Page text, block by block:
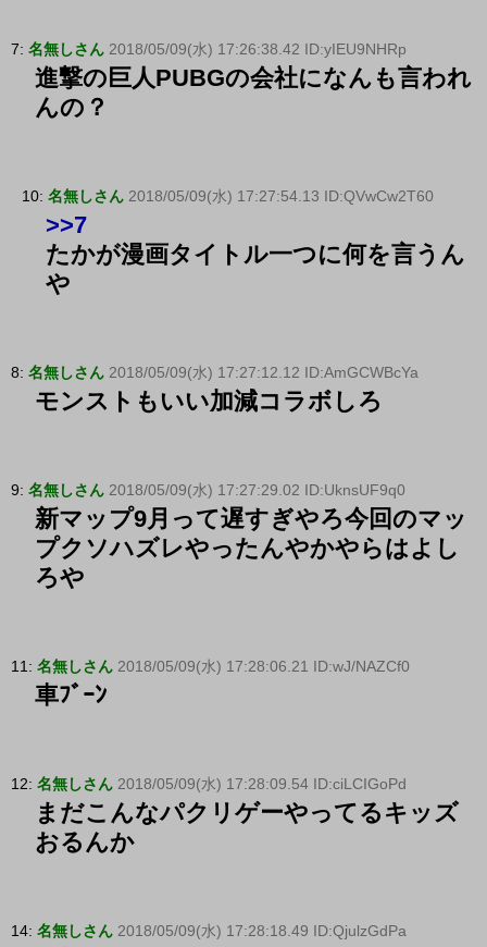
7: 名無しさん 2018/05/09(水) 17:26:38.42 ID:yIEU9NHRp
進撃の巨人PUBGの会社になんも言われ
んの？
10: 名無しさん 2018/05/09(水) 17:27:54.13 ID:QVwCw2T60
>>7
たかが漫画タイトル一つに何を言うん
や
8: 名無しさん 2018/05/09(水) 17:27:12.12 ID:AmGCWBcYa
モンストもいい加減コラボしろ
9: 名無しさん 2018/05/09(水) 17:27:29.02 ID:UknsUF9q0
新マップ9月って遅すぎやろ今回のマッ
プクソハズレやったんやかやらはよし
ろや
11: 名無しさん 2018/05/09(水) 17:28:06.21 ID:wJ/NAZCf0
車ﾌﾞｰﾝ
12: 名無しさん 2018/05/09(水) 17:28:09.54 ID:ciLCIGoPd
まだこんなパクリゲーやってるキッズ
おるんか
14: 名無しさん 2018/05/09(水) 17:28:18.49 ID:QjulzGdPa